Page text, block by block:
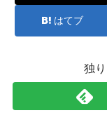
はてブ
独